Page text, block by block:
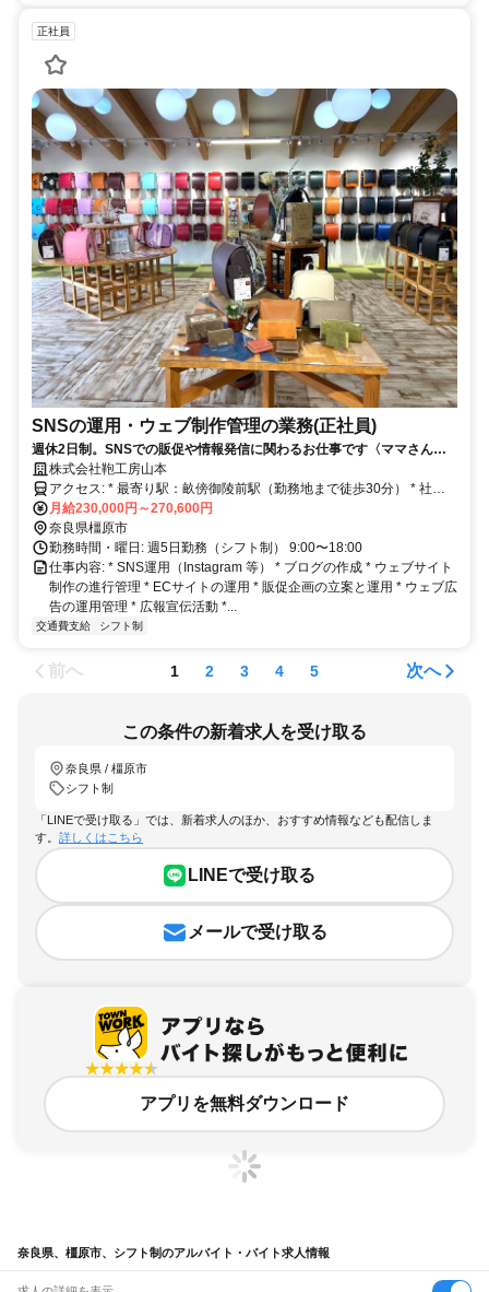
正社員
SNSの運用・ウェブ制作管理の業務(正社員)
週休2日制。SNSでの販促や情報発信に関わるお仕事です〈ママさんス
タッフも活躍中〉
株式会社鞄工房山本
アクセス: * 最寄り駅：畝傍御陵前駅（勤務地まで徒歩30分） * 社用
の送迎バスあり（橿原神宮前駅から勤務地まで） * 車、バイク、自転
車での通勤可（駐車場あり）
月給230,000円～270,600円
奈良県橿原市
勤務時間・曜日: 週5日勤務（シフト制） 9:00〜18:00
仕事内容: * SNS運用（Instagram 等） * ブログの作成 * ウェブサイト
制作の進行管理 * ECサイトの運用 * 販促企画の立案と運用 * ウェブ広
告の運用管理 * 広報宣伝活動 *...
交通費支給 シフト制
前へ 1 2 3 4 5 次へ
この条件の新着求人を受け取る
奈良県 / 橿原市
シフト制
「LINEで受け取る」では、新着求人のほか、おすすめ情報なども配信しま
す。 詳しくはこちら
LINEで受け取る
メールで受け取る
アプリを無料ダウンロード
奈良県、橿原市、シフト制のアルバイト・バイト求人情報